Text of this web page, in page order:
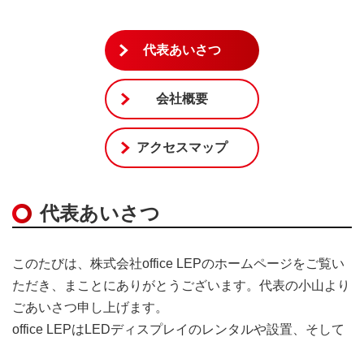
代表あいさつ
会社概要
アクセスマップ
代表あいさつ
このたびは、株式会社office LEPのホームページをご覧い
ただき、まことにありがとうございます。代表の小山より
ごあいさつ申し上げます。
office LEPはLEDディスプレイのレンタルや設置、そして